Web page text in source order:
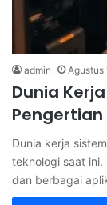
admin Agustus
Dunia
Dunia kerja
teknologi saat
dan berbagai